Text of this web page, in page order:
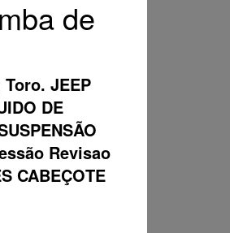
de
JEEP
DE
Revisao
CABEÇOTE